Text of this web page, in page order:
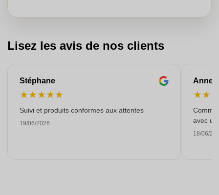
Lisez les avis de nos clients
Stéphane
★★★★★
Suivi et produits conformes aux attentes
19/06/2026
Anne-
★★
avec
18/06/